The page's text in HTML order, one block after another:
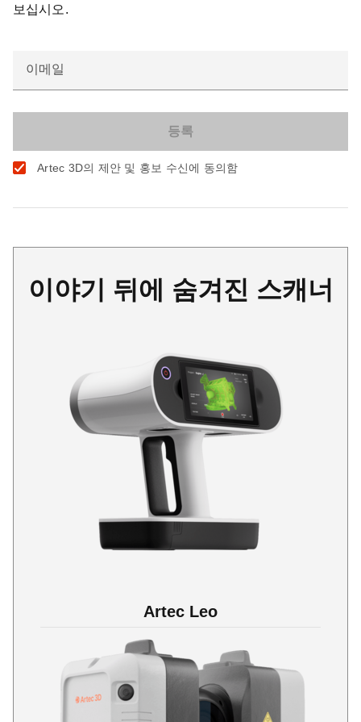
보십시오.
이메일
Artec 3D의 제안 및 홍보 수신에 동의함
이야기 뒤에 숨겨진 스캐너
Artec Leo